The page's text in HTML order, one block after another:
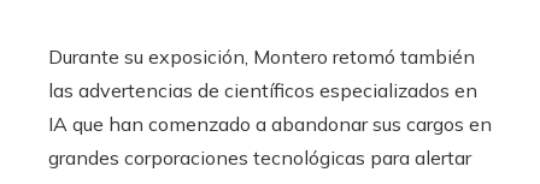
Durante su exposición, Montero retomó también
las advertencias de científicos especializados en
IA que han comenzado a abandonar sus cargos en
grandes corporaciones tecnológicas para alertar